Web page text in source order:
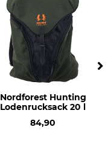
Nordforest Hunting
Lodenrucksack 20 l
84,90